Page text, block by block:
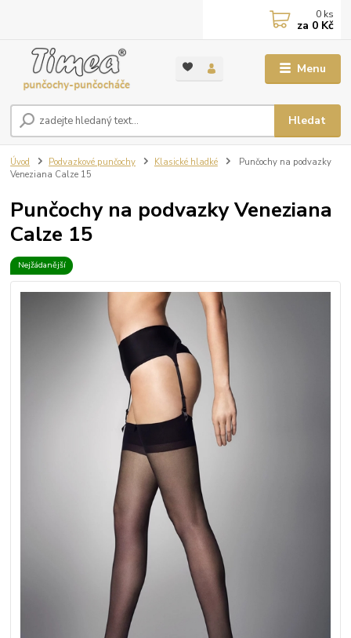
Menu
Hledat
0 ks
za 0 Kč
Úvod Podvazkové punčochy Klasické hladké
Punčochy na podvazky
Veneziana Calze 15
Punčochy na podvazky Veneziana
Calze 15
Nejžádanější